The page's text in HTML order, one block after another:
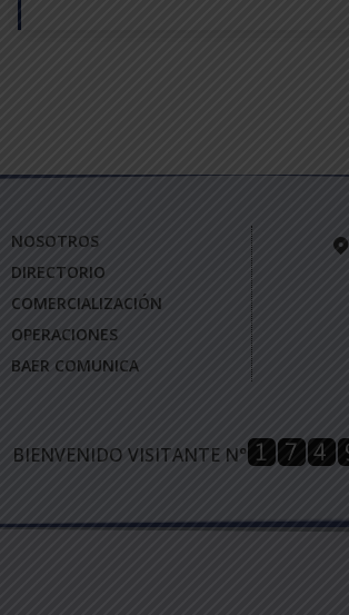
NOSOTROS
DIRECTORIO
COMERCIALIZACIÓN
OPERACIONES
BAER COMUNICA
BIENVENIDO VISITANTE N°